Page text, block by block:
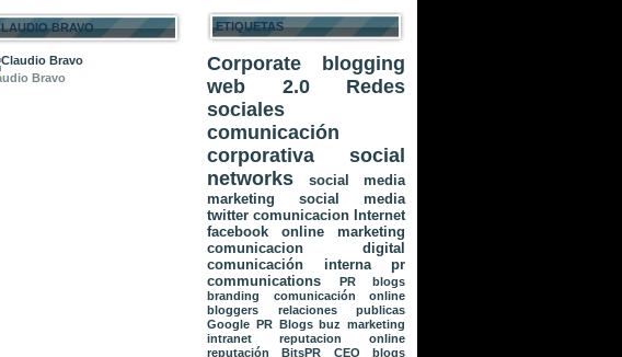
BRAVO
Bravo
ETIQUETAS
Corporate blogging
web 2.0
Redes
sociales
comunicación
corporativa
social
networks
social media
marketing
social media
twitter comunicacion Internet
facebook
online marketing
comunicacion digital
comunicación interna
pr
communications
PR
blogs
branding
comunicación online
bloggers
relaciones publicas
Google PR Blogs buz marketing
intranet
reputacion online
reputación
BitsPR
CEO blogs